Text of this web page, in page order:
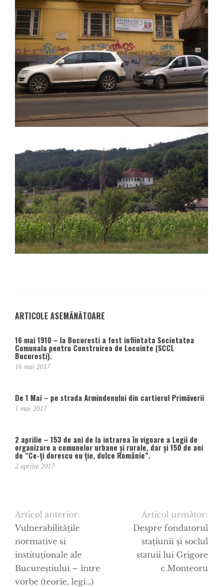
ARTICOLE ASEMĂNĂTOARE
16 mai 1910 – la Bucuresti a fost infiintata Societatea
Comunala pentru Construirea de Locuinte (SCCL
Bucuresti).
16 mai 2017
De 1 Mai – pe strada Armindenului din cartierul Primăverii
1 mai 2017
2 aprilie – 153 de ani de la intrarea în vigoare a Legii de
organizare a comunelor urbane și rurale, dar și 150 de ani
de “Ce-ți dorescu eu ție, dulce Românie”.
2 aprilie 2017
Articol anterior:
Vulnerabilitățile
normative si
instituționale ale
Bucureștiului – între
vorbe (teorie, legi…)
Articol următor:
Despre fondatorul
stațiunii și soclul
statuii lui Grigore
c.Monteoru